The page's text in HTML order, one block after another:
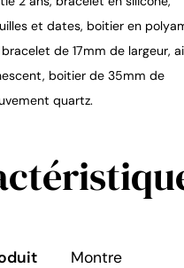
et dates, boitier en
de 17mm de largeur,
boitier de 35mm de
quartz.
Montre